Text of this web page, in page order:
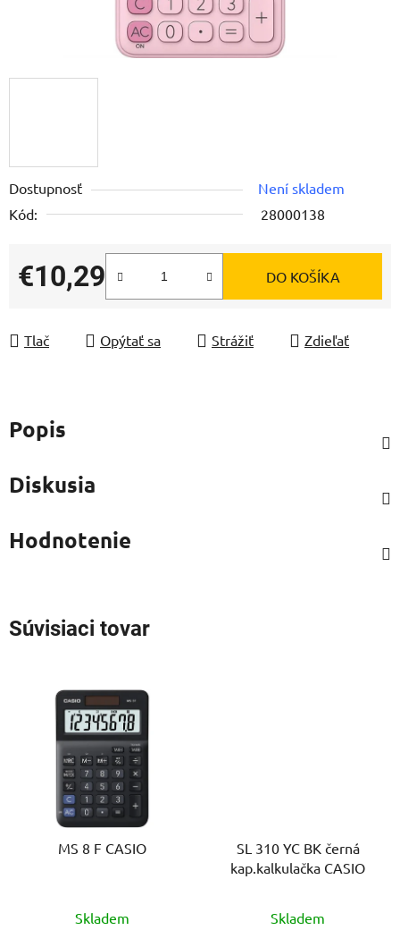
Dostupnosť
Není skladem
Kód:
28000138
€10,29
Jednotková cena:
DO KOŠÍKA
Tlač Opýtať sa Strážiť Zdieľať
Popis
Diskusia
Hodnotenie
Súvisiaci tovar
MS 8 F CASIO
Skladem
SL 310 YC BK černá
kap.kalkulačka CASIO
Skladem